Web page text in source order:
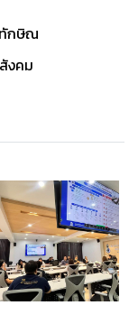
ทักษิณ
งคม